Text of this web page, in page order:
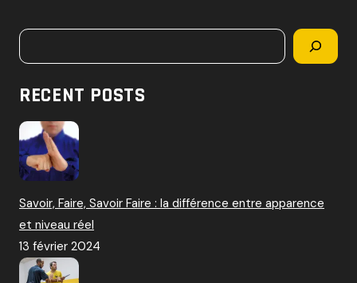
r
Rechercher
RECENT POSTS
Savoir, Faire, Savoir Faire : la différence entre apparence
et niveau réel
13 février 2024